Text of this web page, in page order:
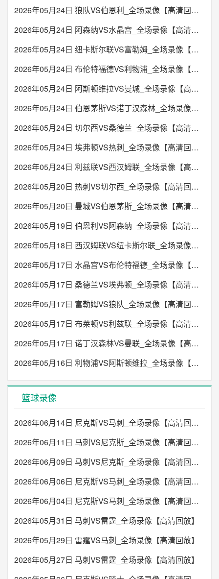
2026年05月24日 狼队VS伯恩利_全场录像【高清回放】
2026年05月24日 阿森纳VS水晶宫_全场录像【高清回放】
2026年05月24日 纽卡斯尔联VS富勒姆_全场录像【高清回放】
2026年05月24日 布伦特福德VS利物浦_全场录像【高清回放】
2026年05月24日 阿斯顿维拉VS曼城_全场录像【高清回放】
2026年05月24日 伯恩茅斯VS诺丁汉森林_全场录像【高清回放】
2026年05月24日 切尔西VS桑德兰_全场录像【高清回放】
2026年05月24日 埃弗顿VS热刺_全场录像【高清回放】
2026年05月24日 利兹联VS西汉姆联_全场录像【高清回放】
2026年05月20日 热刺VS切尔西_全场录像【高清回放】
2026年05月20日 曼城VS伯恩茅斯_全场录像【高清回放】
2026年05月19日 伯恩利VS阿森纳_全场录像【高清回放】
2026年05月18日 西汉姆联VS纽卡斯尔联_全场录像【高清回放】
2026年05月17日 水晶宫VS布伦特福德_全场录像【高清回放】
2026年05月17日 桑德兰VS埃弗顿_全场录像【高清回放】
2026年05月17日 富勒姆VS狼队_全场录像【高清回放】
2026年05月17日 布莱顿VS利兹联_全场录像【高清回放】
2026年05月17日 诺丁汉森林VS曼联_全场录像【高清回放】
2026年05月16日 利物浦VS阿斯顿维拉_全场录像【高清回放】
篮球录像
2026年06月14日 尼克斯VS马刺_全场录像【高清回放】
2026年06月11日 马刺VS尼克斯_全场录像【高清回放】
2026年06月09日 马刺VS尼克斯_全场录像【高清回放】
2026年06月06日 尼克斯VS马刺_全场录像【高清回放】
2026年06月04日 尼克斯VS马刺_全场录像【高清回放】
2026年05月31日 马刺VS雷霆_全场录像【高清回放】
2026年05月29日 雷霆VS马刺_全场录像【高清回放】
2026年05月27日 马刺VS雷霆_全场录像【高清回放】